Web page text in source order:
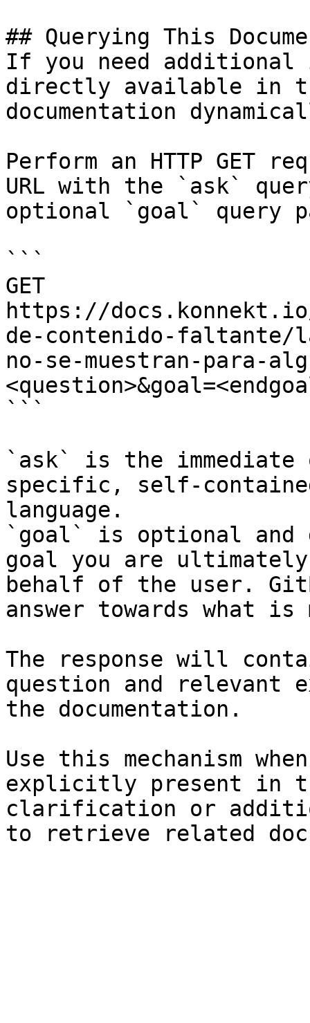
## Querying This
If you need
directly available in
documentation
Perform an HTTP GET
URL with the `ask`
optional `goal` query
```
GET
https://
de-contenido-faltante/
no-se-muestran-para-
```
`ask` is the
specific, self-
language.
`goal` is optional and
goal you are
behalf of the user.
answer towards what
The response will
question and relevant
the documentation.
Use this mechanism
explicitly present in
clarification or